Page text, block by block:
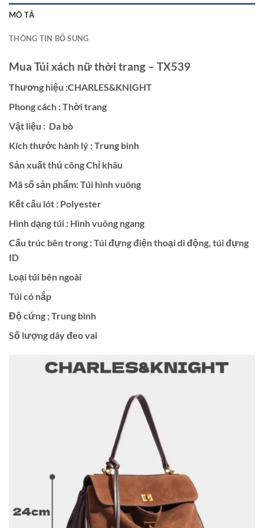
MÔ TẢ
THÔNG TIN BỔ SUNG
Mua Túi xách nữ thời trang – TX539
Thương hiệu :CHARLES&KNIGHT
Phong cách : Thời trang
Vật liệu : Da bò
Kích thước hành lý : Trung bình
Sản xuất thủ công Chỉ khâu
Mã số sản phẩm: Túi hình vuông
Kết cấu lót : Polyester
Hình dạng túi : Hình vuông ngang
Cấu trúc bên trong : Túi đựng điện thoại di động, túi đựng
ID
Loại túi bên ngoài
Túi có nắp
Độ cứng ; Trung bình
Số lượng dây đeo vai